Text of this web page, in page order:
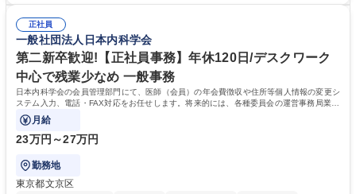
表するインフラ企業 #ポテンシャル採用
72.html ■エネルギーセキュリティの不安定化や気候変動による自然災害の
甚大化など、これまで以上に社会課題解決の重要性が高まっています。
「未来の日常」の創造に向けて持続可能な社会の実現に貢献してまいりま
す。 学歴・資格 学歴：大学院 大学 語学力： 資格：
正社員
一般社団法人日本内科学会
第二新卒歓迎!【正社員事務】年休120日/デスクワーク
中心で残業少なめ 一般事務
日本内科学会の会員管理部門にて、医師（会員）の年会費徴収や住所等個人情報の変更シ
ステム入力、電話・FAX対応をお任せします。将来的には、各種委員会の運営事務局業務
などにも幅広く携わっていただきます。
月給
23万円～27万円
勤務地
東京都文京区